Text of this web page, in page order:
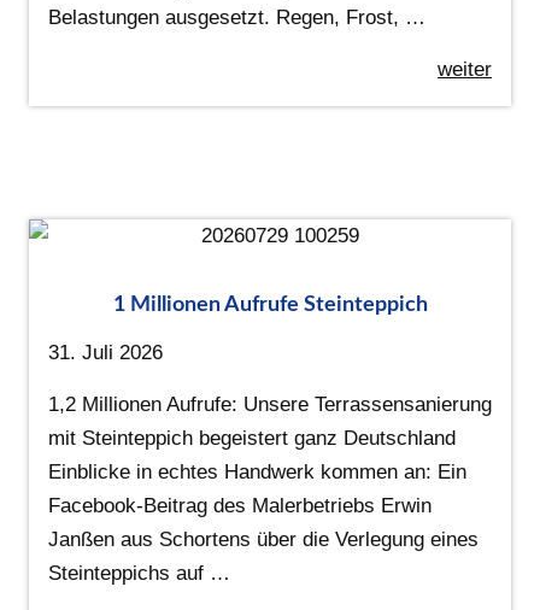
Belastungen ausgesetzt. Regen, Frost, …
weiter
1 Millionen Aufrufe Steinteppich
31. Juli 2026
1,2 Millionen Aufrufe: Unsere Terrassensanierung
mit Steinteppich begeistert ganz Deutschland
Einblicke in echtes Handwerk kommen an: Ein
Facebook-Beitrag des Malerbetriebs Erwin
Janßen aus Schortens über die Verlegung eines
Steinteppichs auf …